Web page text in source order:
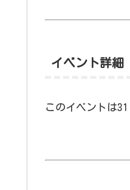
イベント詳細
このイベントは